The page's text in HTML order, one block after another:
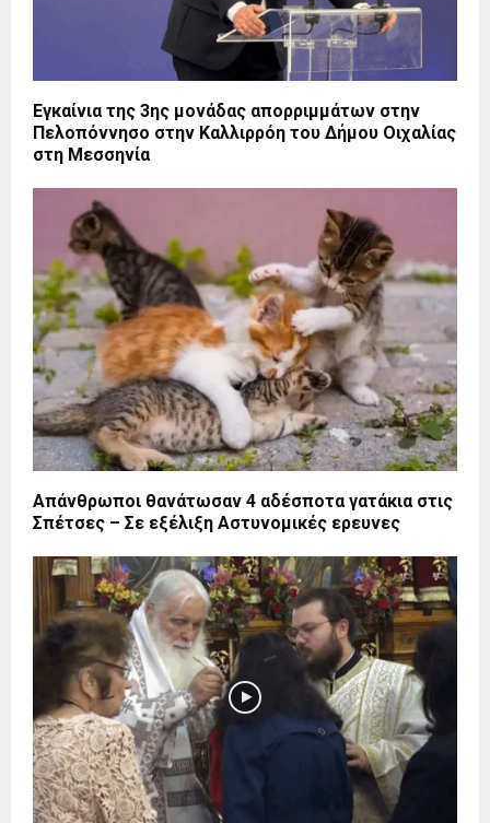
Εγκαίνια της 3ης μονάδας απορριμμάτων στην
Πελοπόννησο στην Καλλιρρόη του Δήμου Οιχαλίας
στη Μεσσηνία
Απάνθρωποι θανάτωσαν 4 αδέσποτα γατάκια στις
Σπέτσες – Σε εξέλιξη Αστυνομικές ερευνες